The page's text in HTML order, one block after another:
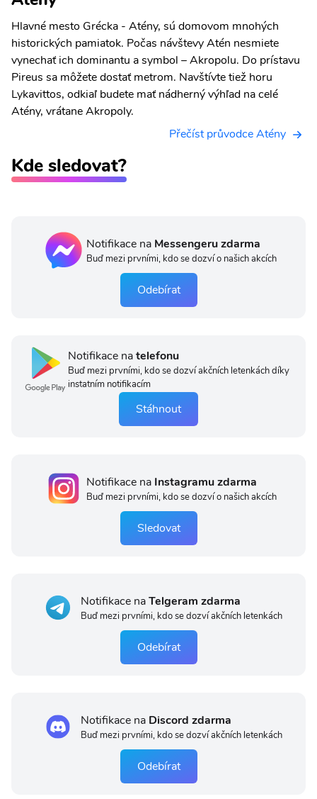
Hlavné mesto Grécka - Atény, sú domovom mnohých
historických pamiatok. Počas návštevy Atén nesmiete
vynechať ich dominantu a symbol – Akropolu. Do prístavu
Pireus sa môžete dostať metrom. Navštívte tiež horu
Lykavittos, odkiaľ budete mať nádherný výhľad na celé
Atény, vrátane Akropoly.
Přečíst průvodce Atény
Kde sledovat?
Notifikace na Messengeru zdarma
Buď mezi prvními, kdo se dozví o našich akcích
Odebírat
Notifikace natelefonu
Buď mezi prvními, kdo se dozví akčních letenkách díky
instatním notifikacím
Stáhnout
Notifikace na Instagramu zdarma
Buď mezi prvními, kdo se dozví o našich akcích
Sledovat
Notifikace naTelgeram zdarma
Buď mezi prvními, kdo se dozví akčních letenkách
Odebírat
Notifikace na Discord zdarma
Buď mezi prvními, kdo se dozví akčních letenkách
Odebírat